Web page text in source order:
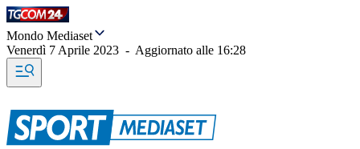
Mondo Mediaset
Venerdì 7 Aprile 2023 - Aggiornato alle 16:28